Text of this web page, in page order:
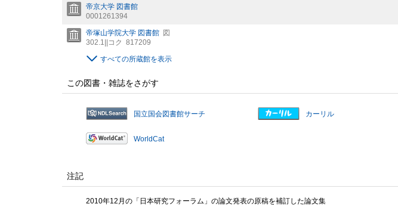
帝京大学 図書館
0001261394
帝塚山学院大学 図書館 図
302.1||コク 817209
すべての所蔵館を表示
この図書・雑誌をさがす
国立国会図書館サーチ カーリル
WorldCat
注記
2010年12月の「日本研究フォーラム」の論文発表の原稿を補訂した論文集